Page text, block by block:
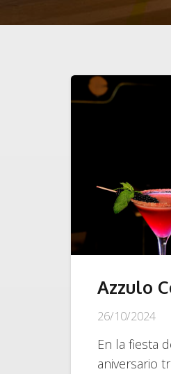
Azzulo
26/10/2024
En la fiesta
aniversario